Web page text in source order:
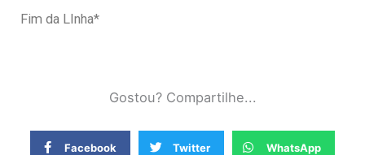
Fim da LInha*
Gostou? Compartilhe...
Facebook Twitter WhatsApp